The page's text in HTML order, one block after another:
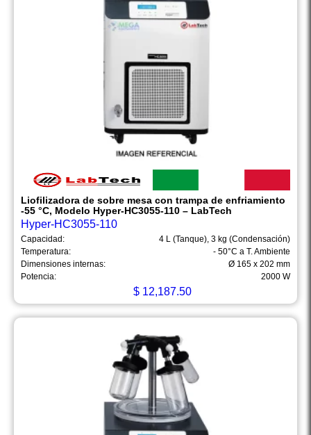
Liofilizadora de sobre mesa con trampa de enfriamiento
-55 °C, Modelo Hyper-HC3055-110 – LabTech
Hyper-HC3055-110
Capacidad:
4 L (Tanque), 3 kg (Condensación)
Temperatura:
- 50°C a T. Ambiente
Dimensiones internas:
Ø 165 x 202 mm
Potencia:
2000 W
$ 12,187.50